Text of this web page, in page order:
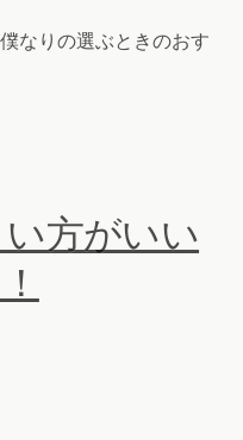
なりの選ぶときのおす
い方がいい